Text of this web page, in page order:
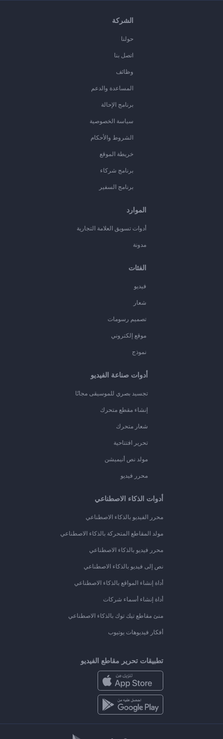
الشركة
حولنا
اتصل بنا
وظائف
المساعدة والدعم
برنامج الإحالة
سياسة الخصوصية
الشروط والأحكام
خريطة الموقع
برنامج شركاء
برنامج السفير
الموارد
أدوات تسويق العلامة التجارية
مدونة
الفئات
فيديو
شعار
تصميم رسومات
موقع إلكتروني
نموذج
أدوات صناعة الفيديو
تجسيد بصري للموسيقى مجانًا
إنشاء مقطع متحرك
شعار متحرك
تحرير افتتاحية
مولد نص أنيميشن
محرر فيديو
أدوات الذكاء الاصطناعي
محرر الفيديو بالذكاء الاصطناعي
مولد المقاطع المتحركة بالذكاء الاصطناعي
محرر فيديو بالذكاء الاصطناعي
نص إلى فيديو بالذكاء الاصطناعي
أداة إنشاء المواقع بالذكاء الاصطناعي
أداة إنشاء أسماء شركات
منئ مقاطع تيك توك بالذكاء الاصطناعي
أفكار فيديوهات يوتيوب
تطبيقات تحرير مقاطع الفيديو